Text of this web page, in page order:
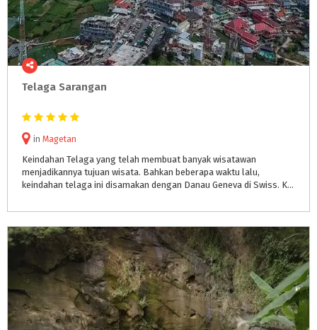
Telaga Sarangan
in Magetan
Keindahan Telaga yang telah membuat banyak wisatawan
menjadikannya tujuan wisata. Bahkan beberapa waktu lalu,
keindahan telaga ini disamakan dengan Danau Geneva di Swiss. Karena indahnya pemandangan, alam yang masih asri, serta dinginnya udara